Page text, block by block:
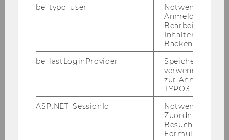
+43-1-31336-4674
be_typo_user
Notwendig für
Anmeldung und
Bearbeitung von
Inhalten im
Backend.
be_lastLoginProvider
Speichert die
verwendete
zur Anmeldung
TYPO3-Backend.
ASP.NET_SessionId
Notwendig, um
Zuordnung von
Besucher zu